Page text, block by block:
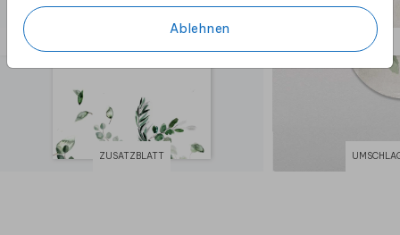
Ablehnen
ZUSATZBLATT